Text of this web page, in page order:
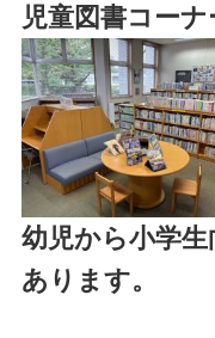
児童図書コーナ
幼児から小学
あります。